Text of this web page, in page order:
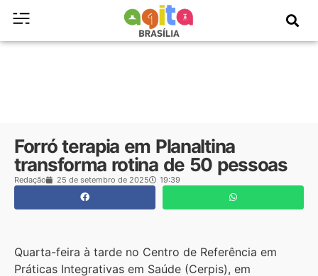
Forró terapia em Planaltina
transforma rotina de 50 pessoas
Redação 25 de setembro de 2025 19:39
Quarta-feira à tarde no Centro de Referência em
Práticas Integrativas em Saúde (Cerpis), em